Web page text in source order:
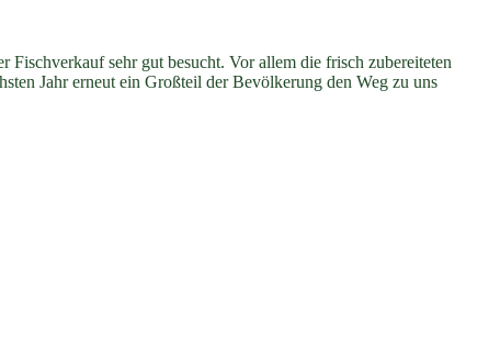
sehr gut besucht. Vor allem die frisch zubereiteten
Jahr erneut ein Großteil der Bevölkerung den Weg zu uns